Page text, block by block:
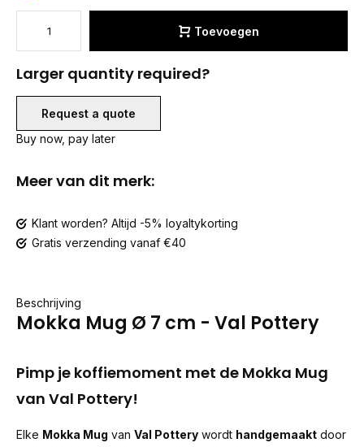
Toevoegen
Larger quantity required?
Request a quote
Buy now, pay later
Meer van dit merk:
Klant worden? Altijd -5% loyaltykorting
Gratis verzending vanaf €40
Beschrijving
Mokka Mug Ø 7 cm - Val Pottery
Pimp je koffiemoment met de Mokka Mug
van Val Pottery!
Elke Mokka Mug van Val Pottery wordt handgemaakt door